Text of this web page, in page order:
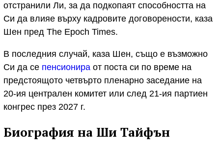
отстранили Ли, за да подкопаят способността на
Си да влияе върху кадровите договорености, каза
Шен пред The Epoch Times.
В последния случай, каза Шен, също е възможно
Си да се пенсионира от поста си по време на
предстоящото четвърто пленарно заседание на
20-ия централен комитет или след 21-ия партиен
конгрес през 2027 г.
Биография на Ши Тайфън